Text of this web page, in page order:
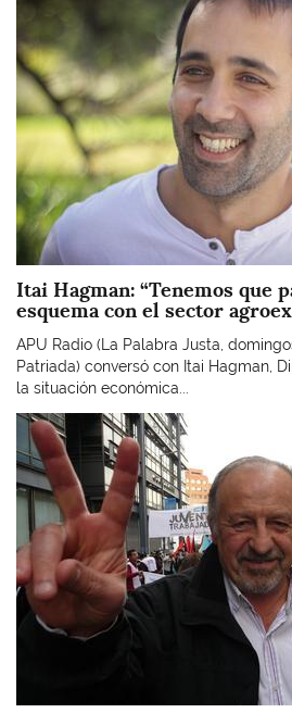
Itai Hagman: “Tenemos que
esquema con el sector
APU Radio (La Palabra Justa,
Patriada) conversó con Itai Hagman,
la situación económica...
Imagen